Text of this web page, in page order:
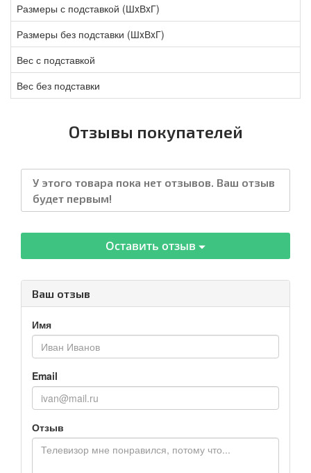
Размеры с подставкой (ШxВxГ)
Размеры без подставки (ШxВxГ)
Вес с подставкой
Вес без подставки
Отзывы покупателей
У этого товара пока нет отзывов. Ваш отзыв
будет первым!
Оставить отзыв
Ваш отзыв
Имя
Email
Отзыв